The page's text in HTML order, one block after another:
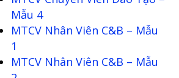
Mẫu 4
MTCV Nhân Viên C&B – Mẫu
1
MTCV Nhân Viên C&B – Mẫu